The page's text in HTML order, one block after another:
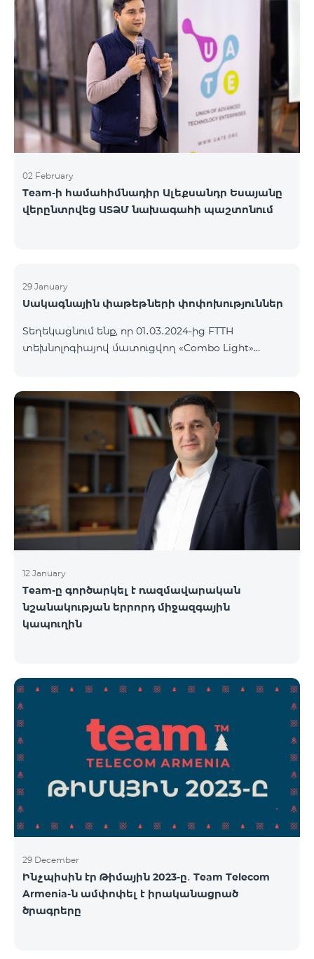
ցանց», «Բիզնես-ակտիվ», «Էքսկլյուզիվ Բիզնես»,
«Լավագույն գործընկեր»
02 February
Team-ի համահիմնադիր Ալեքսանդր Եսայանը
վերընտրվեց ԱՏՁՄ նախագահի պաշտոնում
29 January
Սակագնային փաթեթների փոփոխություններ
Տեղեկացնում ենք, որ 01․03․2024-ից FTTH
տեխնոլոգիայով մատուցվող «Combo Light»
Մարզային 6900» սակագնային փաթեթով։ Այլ
սակագնային փաթեթի անցում կատարելու
համար կարող եք մոտենալ վաճառքի և
սպասարկման գրասենյակներ:
12 January
Team-ը գործարկել է ռազմավարական
նշանակության երրորդ միջազգային
կապուղին
29 December
Ինչպիսին էր Թիմային 2023-ը․ Team Telecom
Armenia-ն ամփոփել է իրականացրած
ծրագրերը